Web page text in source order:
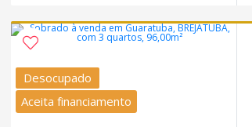
Desocupado
Aceita financiamento